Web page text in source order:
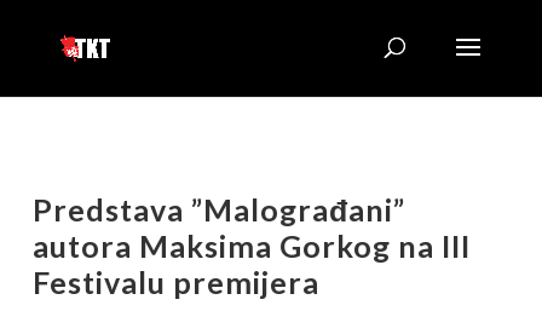
Predstava ”Malograđani”
autora Maksima Gorkog na III
Festivalu premijera